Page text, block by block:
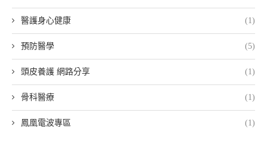
醫護身心健康 (1)
預防醫學 (5)
頭皮養護 網路分享 (1)
骨科醫療 (1)
鳳凰電波專區 (1)